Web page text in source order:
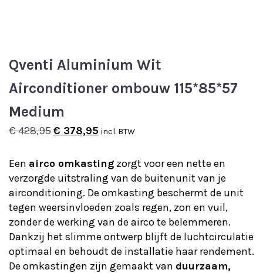
Qventi Aluminium Wit
Airconditioner ombouw 115*85*57
Medium
€428,95Oorspronkelijke
was:
€ 428,95.
€ 378,95 Huidige
is:
€ 378,95.
incl. BTW
Een airco omkasting zorgt voor een nette en
verzorgde uitstraling van de buitenunit van je
airconditioning. De omkasting beschermt de unit
tegen weersinvloeden zoals regen, zon en vuil,
zonder de werking van de airco te belemmeren.
Dankzij het slimme ontwerp blijft de luchtcirculatie
optimaal en behoudt de installatie haar rendement.
De omkastingen zijn gemaakt van duurzaam,